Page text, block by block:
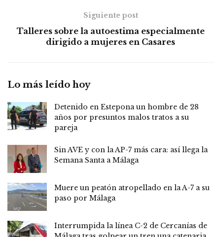
Siguiente post
Talleres sobre la autoestima especialmente
dirigido a mujeres en Casares
Lo más leído hoy
Detenido en Estepona un hombre de 28
años por presuntos malos tratos a su
pareja
Sin AVE y con la AP-7 más cara: así llega la
Semana Santa a Málaga
Muere un peatón atropellado en la A-7 a su
paso por Málaga
Interrumpida la línea C-2 de Cercanías de